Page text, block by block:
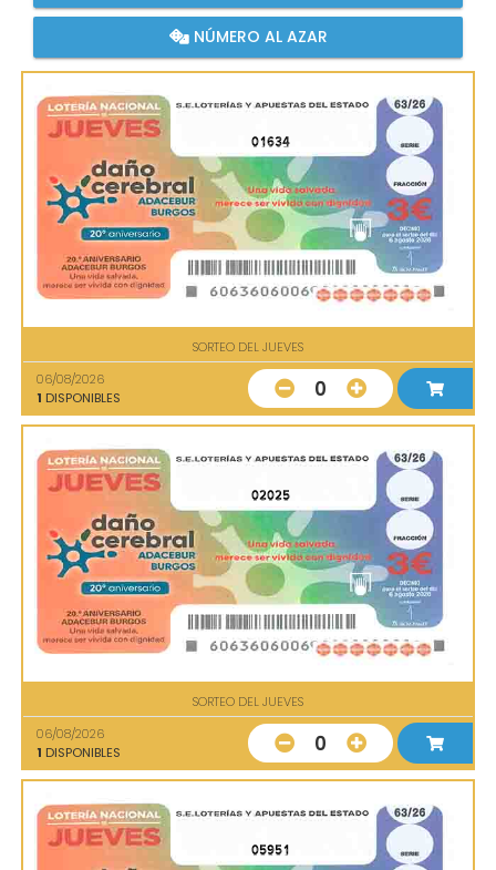
NÚMERO AL AZAR
01634
SORTEO DEL JUEVES
06/08/2026
1 DISPONIBLES 0
02025
SORTEO DEL JUEVES
06/08/2026
1 DISPONIBLES 0
05951